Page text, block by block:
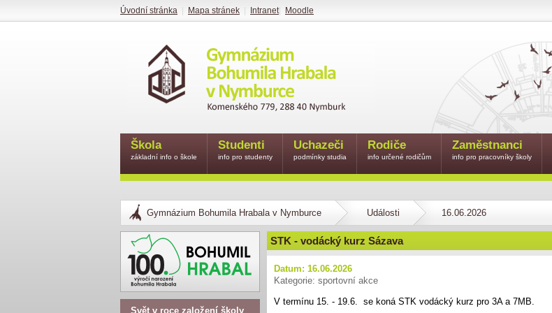
Gymnázium Bohumila Hrabala v Nymburce Události 16.06.2026
STK - vodácký kurz Sázava
Datum: 16.06.2026
Kategorie: sportovní akce
V termínu 15. - 19.6. se koná STK vodácký kurz pro 3A a 7MB.
Svět v roce založení školy
Škola
základní info o škole
Studenti
info pro studenty
Uchazeči
podmínky studia
Rodiče
info určené rodičům
Zaměstnanci
info pro pracovníky školy
Úvodní stránka Mapa stránek Intranet| Moodle